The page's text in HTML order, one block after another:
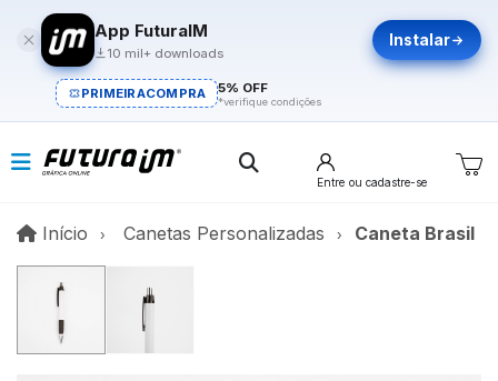
App FuturaIM
10 mil+ downloads
Instalar
PRIMEIRACOMPRA 5% OFF
*verifique condições
Entre ou cadastre-se
Início InícioCanetas Personalizadas Caneta Brasil